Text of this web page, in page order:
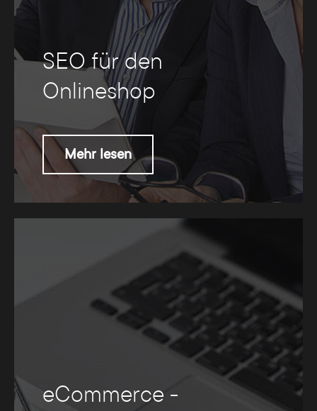
SEO für den
Onlineshop
Mehr lesen
eCommerce -